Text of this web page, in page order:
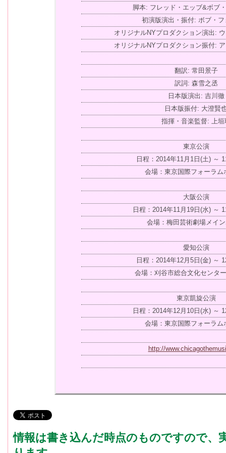
脚本: フレッド・エッブ&ボブ
初演版演出・振付: ボブ・フ
オリジナルNYプロダクション演出:
オリジナルNYプロダクション振付:
翻訳: 常田景子
訳詞: 森雪之丞
日本版演出: 吉川徹
日本版振付: 大澄賢
指揮・音楽監督: 上垣
東京公演
日程：2014年11月1日(土) ～
会場：東京国際フォーラム
大阪公演
日程：2014年11月19日(水) ～
会場：梅田芸術劇場メイ
愛知公演
日程：2014年12月5日(金) ～
会場：刈谷市総合文化センタ
東京凱旋公演
日程：2014年12月10日(水) ～
会場：東京国際フォーラム
http://
情報は書き込んだ時点のものですので、